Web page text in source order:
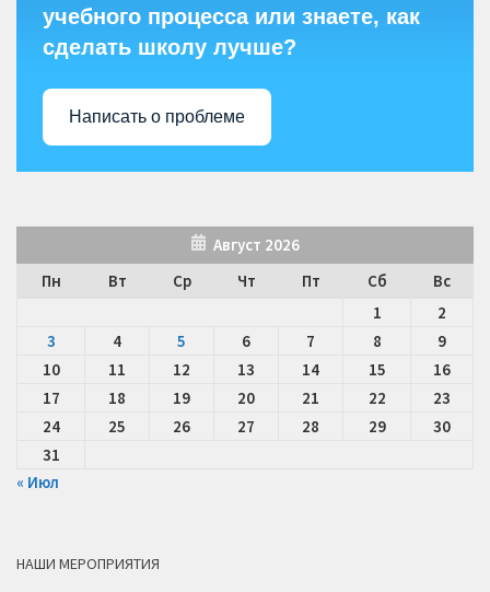
учебного процесса или знаете, как
сделать школу лучше?
Написать о проблеме
Август 2026
Пн
Вт Ср Чт Пт Сб
Вс
1
2
3
4 5 6 7 8
9
10
11 12 13 14 15
16
17
18 19 20 21 22
23
24
25 26 27 28 29
30
31
« Июл
НАШИ МЕРОПРИЯТИЯ